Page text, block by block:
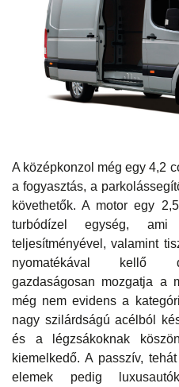
A középkonzol még egy 4,2
a fogyasztás, a
követhetők. A motor egy
turbódízel egység,
teljesítményével, valamint
nyomatékával kellő
gazdaságosan mozgatja a
még nem evidens a
nagy szilárdságú acélból
és a légzsákoknak
kiemelkedő. A passzív,
elemek pedig